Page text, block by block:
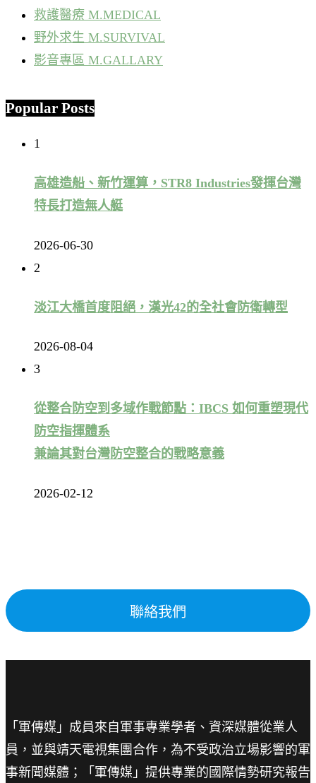
救護醫療 M.MEDICAL
野外求生 M.SURVIVAL
影音專區 M.GALLARY
Popular Posts
1
高雄造船、新竹運算，STR8 Industries發揮台灣
特長打造無人艇
2026-06-30
2
淡江大橋首度阻絕，漢光42的全社會防衛轉型
2026-08-04
3
從整合防空到多域作戰節點：IBCS 如何重塑現代
防空指揮體系
兼論其對台灣防空整合的戰略意義
2026-02-12
聯絡我們
「軍傳媒」成員來自軍事專業學者、資深媒體從業人
員，並與靖天電視集團合作，為不受政治立場影響的軍
事新聞媒體；「軍傳媒」提供專業的國際情勢研究報告